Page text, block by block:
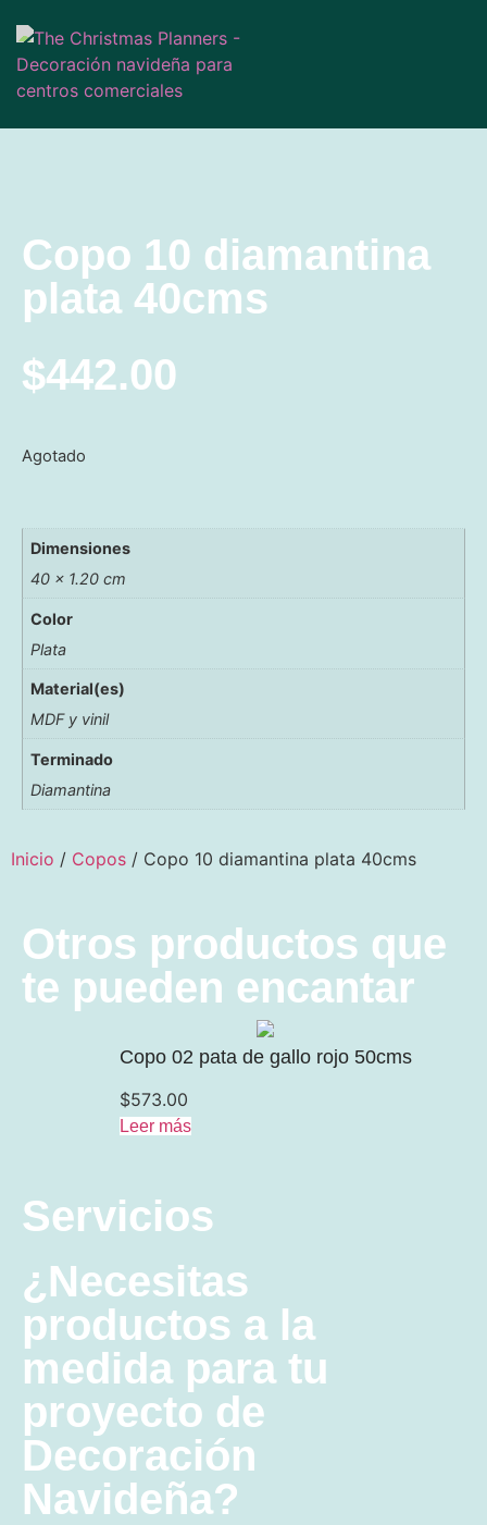
Copo 10 diamantina
plata 40cms
$442.00
Agotado
Dimensiones
40 × 1.20 cm
Color
Plata
Material(es)
MDF y vinil
Terminado
Diamantina
Inicio / Copos / Copo 10 diamantina plata 40cms
Otros productos que
te pueden encantar
Copo 02 pata de gallo rojo 50cms
$573.00
Leer más
Servicios
¿Necesitas
productos a la
medida para tu
proyecto de
Decoración
Navideña?